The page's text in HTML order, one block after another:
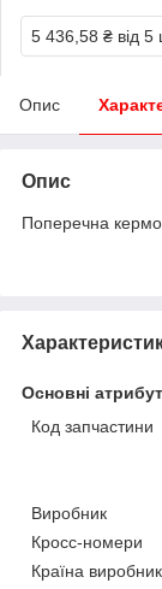
5 436,58 ₴ від 5
Опис
Опис
Поперечна
Основні
Код запчастини
Виробник
Кросс-номери
Країна виробник